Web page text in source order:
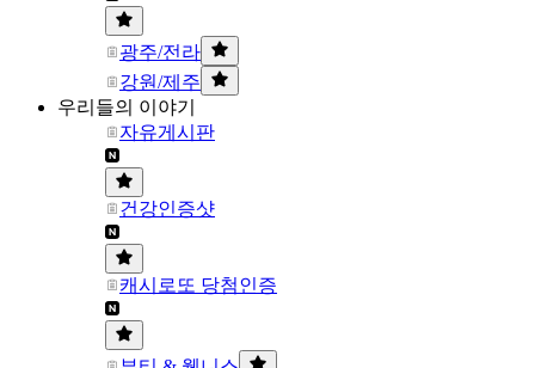
광주/전라
강원/제주
우리들의 이야기
자유게시판
건강인증샷
캐시로또 당첨인증